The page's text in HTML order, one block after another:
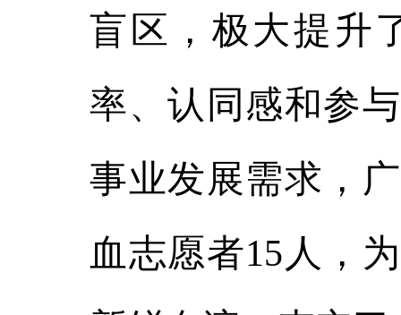
盲区，极大提升
率、认同感和参
事业发展需求，
血志愿者15人，